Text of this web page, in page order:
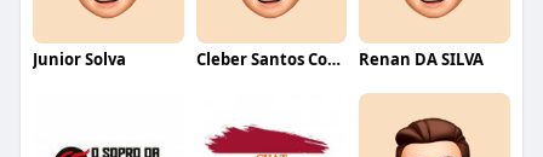
Junior Solva Cleber Santos Costa Renan DA SILVA